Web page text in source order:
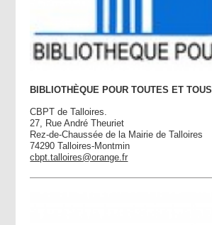
BIBLIOTHÈQUE POUR TOUTES ET TOUS
CBPT de Talloires.
27, Rue André Theuriet
Rez-de-Chaussée de la Mairie de Talloires
74290 Talloires-Montmin
cbpt.talloires@orange.fr